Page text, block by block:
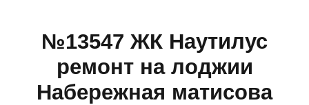
№13547 ЖК Наутилус
ремонт на лоджии
Набережная матисова